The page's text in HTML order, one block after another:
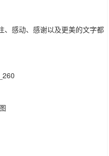
、感动、感谢以及更美的文字都